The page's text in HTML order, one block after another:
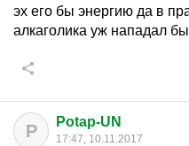
эх его бы энергию да в
алкаголика уж нападал
P Potap-UN
17:47, 10.11.2017